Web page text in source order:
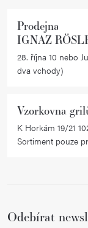
Prodejna
IGNAZ
28. října 10 nebo
dva vchody)
Vzorkovna
K Horkám 19/21
Sortiment pouze
Odebírat